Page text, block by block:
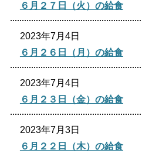
６月２７日（火）の給食
2023年7月4日
６月２６日（月）の給食
2023年7月4日
６月２３日（金）の給食
2023年7月3日
６月２２日（木）の給食